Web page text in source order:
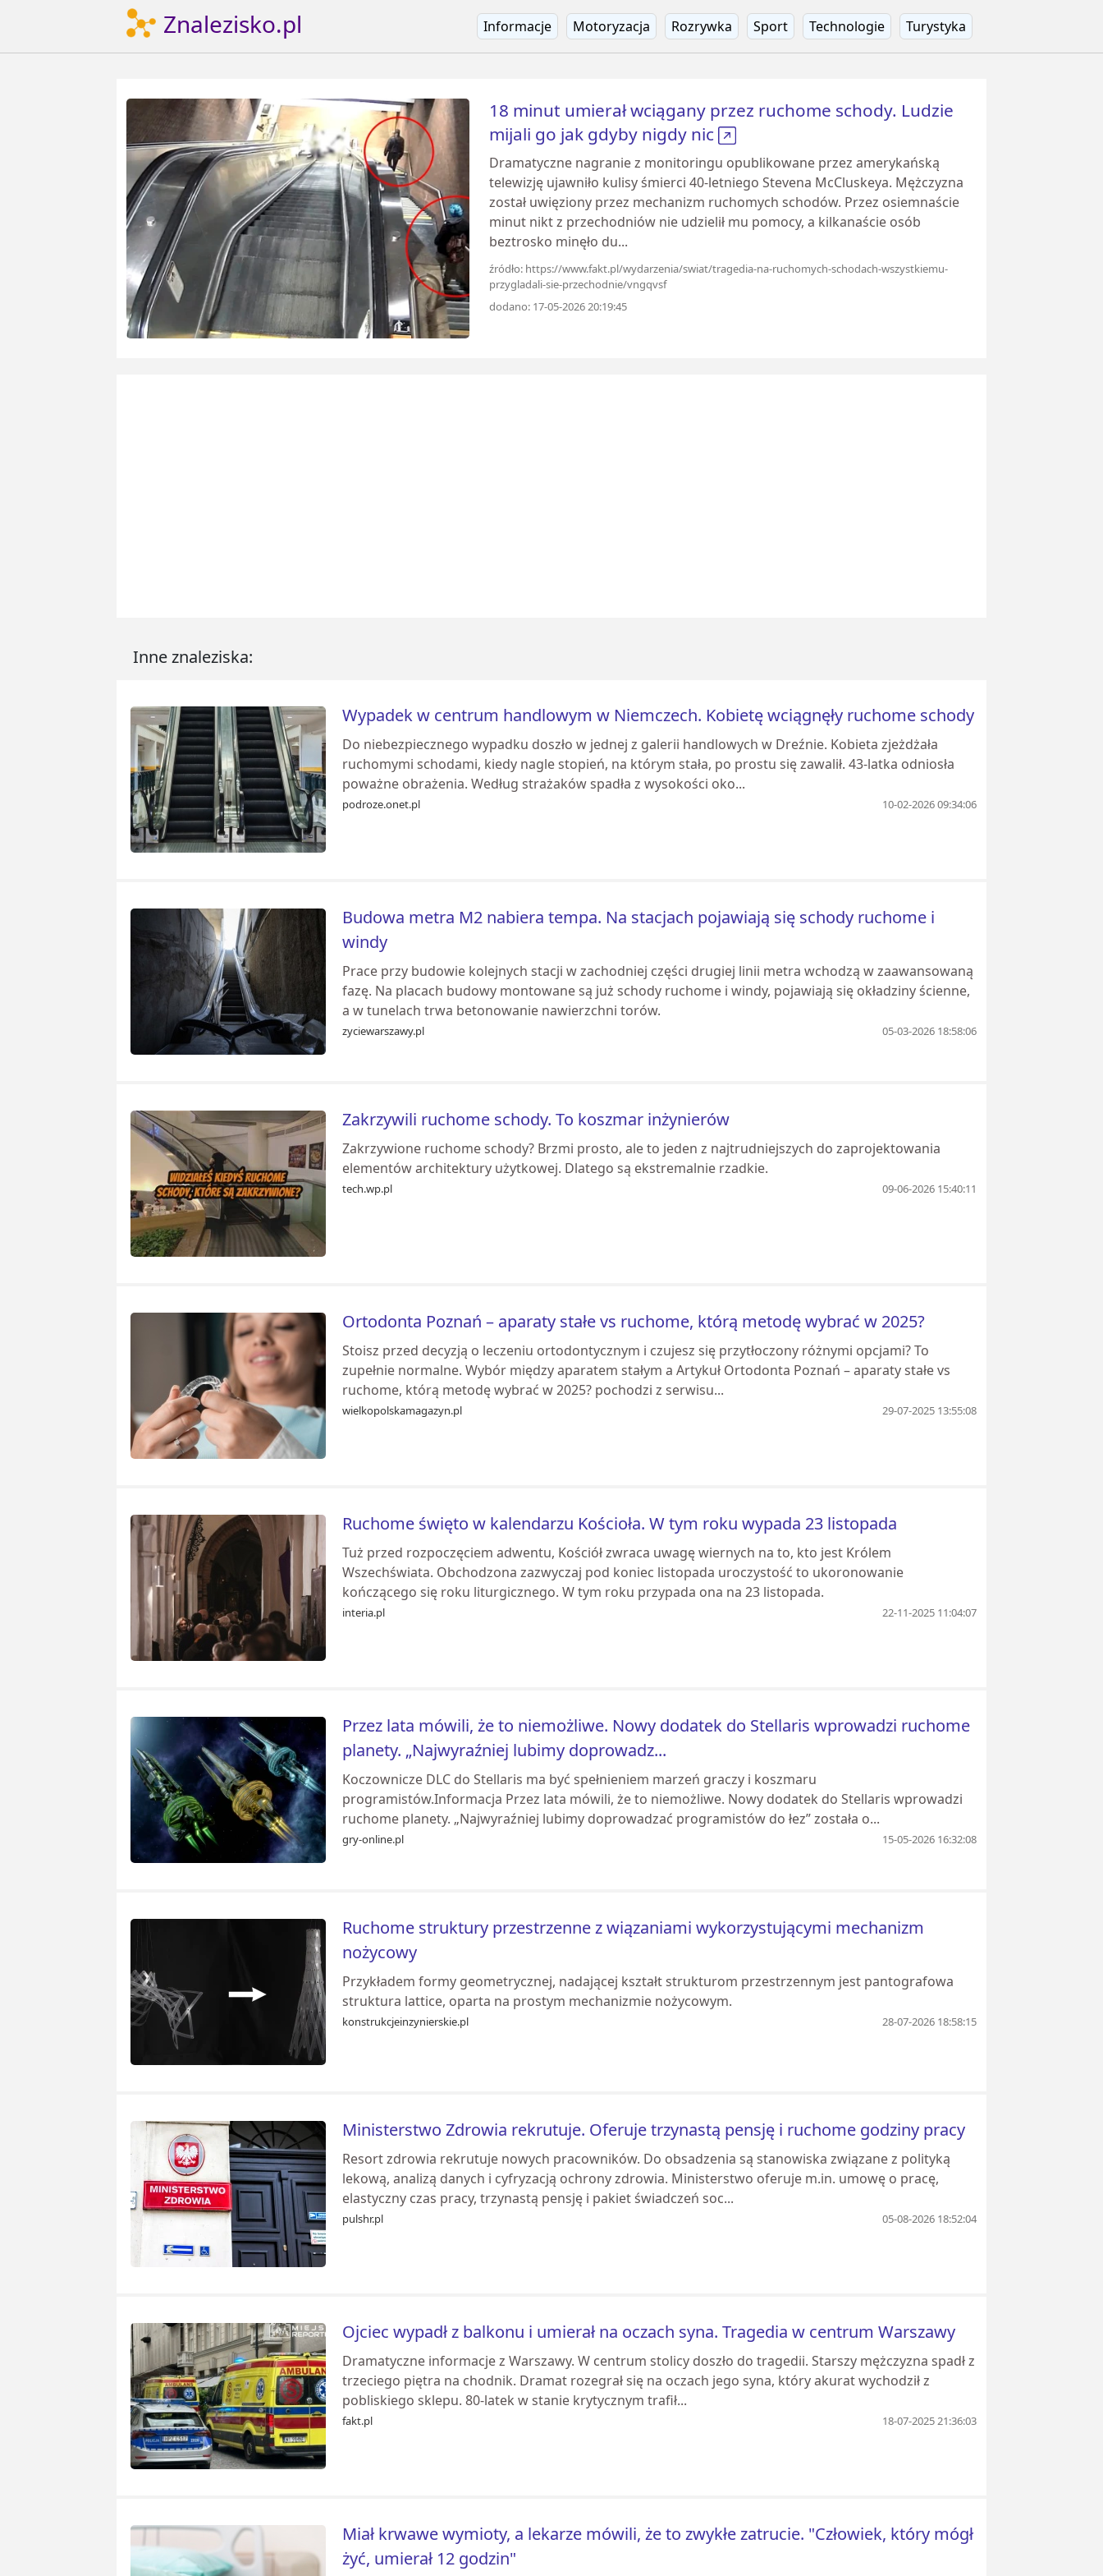
Znalezisko.pl Informacje Motoryzacja Rozrywka Sport Technologie Turystyka
18 minut umierał wciągany przez ruchome schody. Ludzie
mijali go jak gdyby nigdy nic
Dramatyczne nagranie z monitoringu opublikowane przez amerykańską
telewizję ujawniło kulisy śmierci 40-letniego Stevena McCluskeya. Mężczyzna
został uwięziony przez mechanizm ruchomych schodów. Przez osiemnaście
minut nikt z przechodniów nie udzielił mu pomocy, a kilkanaście osób
beztrosko minęło du...
źródło: https://www.fakt.pl/wydarzenia/swiat/tragedia-na-ruchomych-schodach-wszystkiemu-
przygladali-sie-przechodnie/vngqvsf
dodano: 17-05-2026 20:19:45
Inne znaleziska:
Wypadek w centrum handlowym w Niemczech. Kobietę wciągnęły ruchome schody
Do niebezpiecznego wypadku doszło w jednej z galerii handlowych w Dreźnie. Kobieta zjeżdżała
ruchomymi schodami, kiedy nagle stopień, na którym stała, po prostu się zawalił. 43-latka odniosła
poważne obrażenia. Według strażaków spadła z wysokości oko...
podroze.onet.pl 10-02-2026 09:34:06
Budowa metra M2 nabiera tempa. Na stacjach pojawiają się schody ruchome i
windy
Prace przy budowie kolejnych stacji w zachodniej części drugiej linii metra wchodzą w zaawansowaną
fazę. Na placach budowy montowane są już schody ruchome i windy, pojawiają się okładziny ścienne,
a w tunelach trwa betonowanie nawierzchni torów.
zyciewarszawy.pl 05-03-2026 18:58:06
Zakrzywili ruchome schody. To koszmar inżynierów
Zakrzywione ruchome schody? Brzmi prosto, ale to jeden z najtrudniejszych do zaprojektowania
elementów architektury użytkowej. Dlatego są ekstremalnie rzadkie.
tech.wp.pl 09-06-2026 15:40:11
Ortodonta Poznań – aparaty stałe vs ruchome, którą metodę wybrać w 2025?
Stoisz przed decyzją o leczeniu ortodontycznym i czujesz się przytłoczony różnymi opcjami? To
zupełnie normalne. Wybór między aparatem stałym a Artykuł Ortodonta Poznań – aparaty stałe vs
ruchome, którą metodę wybrać w 2025? pochodzi z serwisu...
wielkopolskamagazyn.pl 29-07-2025 13:55:08
Ruchome święto w kalendarzu Kościoła. W tym roku wypada 23 listopada
Tuż przed rozpoczęciem adwentu, Kościół zwraca uwagę wiernych na to, kto jest Królem
Wszechświata. Obchodzona zazwyczaj pod koniec listopada uroczystość to ukoronowanie
kończącego się roku liturgicznego. W tym roku przypada ona na 23 listopada.
interia.pl 22-11-2025 11:04:07
Przez lata mówili, że to niemożliwe. Nowy dodatek do Stellaris wprowadzi ruchome
planety. „Najwyraźniej lubimy doprowadz...
Koczownicze DLC do Stellaris ma być spełnieniem marzeń graczy i koszmaru
programistów.Informacja Przez lata mówili, że to niemożliwe. Nowy dodatek do Stellaris wprowadzi
ruchome planety. „Najwyraźniej lubimy doprowadzać programistów do łez” została o...
gry-online.pl 15-05-2026 16:32:08
Ruchome struktury przestrzenne z wiązaniami wykorzystującymi mechanizm
nożycowy
Przykładem formy geometrycznej, nadającej kształt strukturom przestrzennym jest pantografowa
struktura lattice, oparta na prostym mechanizmie nożycowym.
konstrukcjeinzynierskie.pl 28-07-2026 18:58:15
Ministerstwo Zdrowia rekrutuje. Oferuje trzynastą pensję i ruchome godziny pracy
Resort zdrowia rekrutuje nowych pracowników. Do obsadzenia są stanowiska związane z polityką
lekową, analizą danych i cyfryzacją ochrony zdrowia. Ministerstwo oferuje m.in. umowę o pracę,
elastyczny czas pracy, trzynastą pensję i pakiet świadczeń soc...
pulshr.pl 05-08-2026 18:52:04
Ojciec wypadł z balkonu i umierał na oczach syna. Tragedia w centrum Warszawy
Dramatyczne informacje z Warszawy. W centrum stolicy doszło do tragedii. Starszy mężczyzna spadł z
trzeciego piętra na chodnik. Dramat rozegrał się na oczach jego syna, który akurat wychodził z
pobliskiego sklepu. 80-latek w stanie krytycznym trafił...
fakt.pl 18-07-2025 21:36:03
Miał krwawe wymioty, a lekarze mówili, że to zwykłe zatrucie. "Człowiek, który mógł
żyć, umierał 12 godzin"